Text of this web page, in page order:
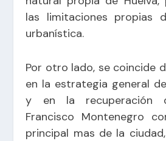
las limitaciones propias
urbanística.
Por otro lado, se coincide
en la estrategia general
y en la recuperación
Francisco Montenegro
principal mas de la